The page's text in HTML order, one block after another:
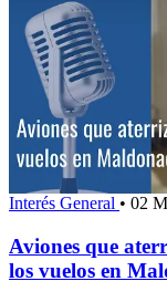
Interés General • 02
Aviones que
los vuelos en